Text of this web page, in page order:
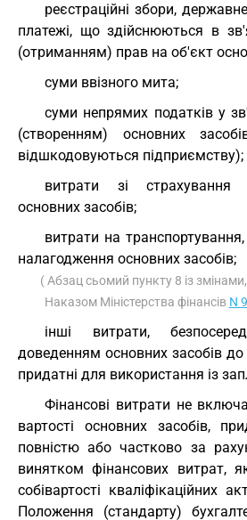
реєстраційні збори,
платежі, що здійснюються в
(отриманням) прав на об'єкт
суми ввізного мита;
суми непрямих податків у
(створенням) основних
відшкодовуються підприємству);
витрати зі страхування
основних засобів;
витрати на
налагодження основних засобів;
( Абзац сьомий пункту 8 із
Наказом Міністерства фінансів N
інші витрати,
доведенням основних засобів
придатні для використання із
Фінансові витрати не
вартості основних засобів,
повністю або частково за
винятком фінансових витрат,
собівартості кваліфікаційних
Положення (стандарту)